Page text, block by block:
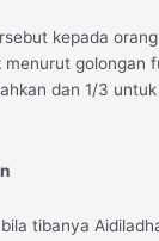
kepada
golongan
dan 1/3
tibanya